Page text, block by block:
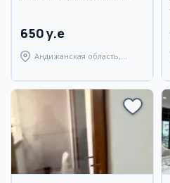
650 y.e
Андижанская область,